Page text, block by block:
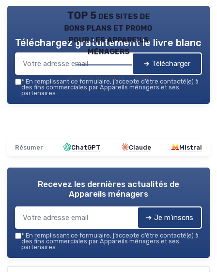
TOP 5 des sites de
bons plans et promo
pour les appareils
ménagers
Appareils ménagers — 2026
Téléchargez gratuitement le livre blanc
➔ Télécharger
* En remplissant ce formulaire, j’accepte d’être contacté(e) à
des fins commerciales par Appareils ménagers et ses
partenaires.
Résumer ChatGPT Claude Mistral
Recevez les dernières actualités de
Appareils ménagers
➔ Je m'inscris
* En remplissant ce formulaire, j’accepte d’être contacté(e) à
des fins commerciales par Appareils ménagers et ses
partenaires.